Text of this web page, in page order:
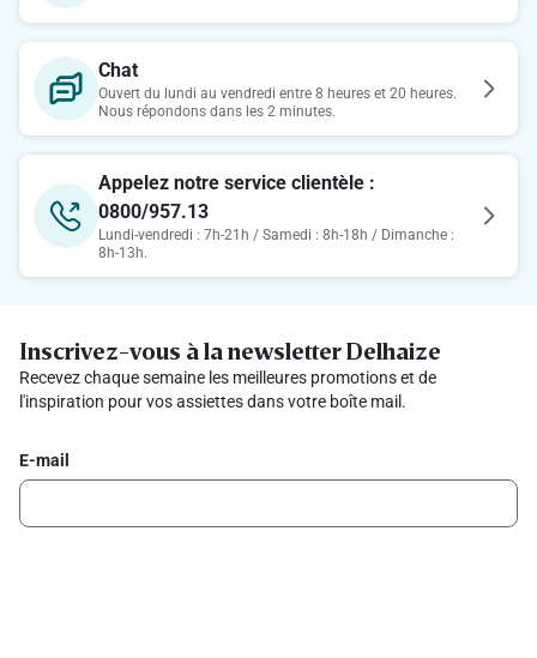
Chat
Ouvert du lundi au vendredi entre 8 heures et 20 heures.
Nous répondons dans les 2 minutes.
Appelez notre service clientèle :
0800/957.13
Lundi-vendredi : 7h-21h / Samedi : 8h-18h / Dimanche :
8h-13h.
Inscrivez-vous à la newsletter Delhaize
Recevez chaque semaine les meilleures promotions et de
l'inspiration pour vos assiettes dans votre boîte mail.
E-mail